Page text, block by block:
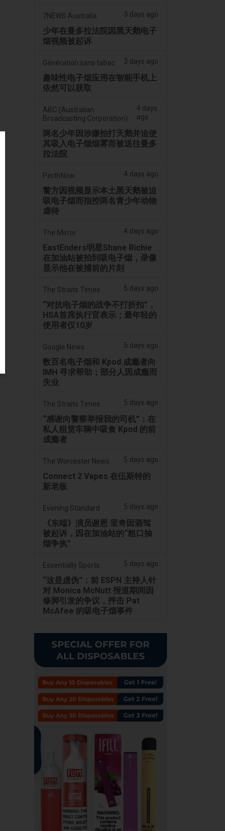
7NEWS Australia 3 days ago
少年在曼多拉法院因黑天鹅电子
烟视频被起诉
Génération sans tabac 3 days ago
趣味性电子烟应用在智能手机上
依然可以获取
ABC (Australian
Broadcasting Corporation)
4 days
ago
两名少年因涉嫌拍打天鹅并迫使
其吸入电子烟烟雾而被送往曼多
拉法院
PerthNow 4 days ago
警方因视频显示本土黑天鹅被迫
吸电子烟而指控两名青少年动物
虐待
The Mirror 4 days ago
EastEnders明星Shane Richie
在加油站被拍到吸电子烟，录像
显示他在被捕前的片刻
The Straits Times 5 days ago
“对抗电子烟的战争不打折扣”，
HSA首席执行官表示；最年轻的
使用者仅10岁
Google News 5 days ago
数百名电子烟和 Kpod 成瘾者向
IMH 寻求帮助；部分人因成瘾而
失业
The Straits Times 5 days ago
“感谢向警察举报我的司机”：在
私人租赁车辆中吸食 Kpod 的前
成瘾者
The Worcester News 5 days ago
Connect 2 Vapes 在伍斯特的
新老板
Evening Standard 5 days ago
《东端》演员谢恩·里奇因酒驾
被起诉，因在加油站的“粗口抽
烟争执”
Essentially Sports 5 days ago
“这是虚伪”：前 ESPN 主持人针
对 Monica McNutt 报道期间因
修脚引发的争议，抨击 Pat
McAfee 的吸电子烟事件